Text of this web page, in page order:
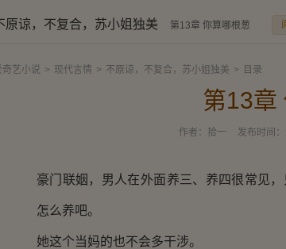
原谅，不复合，苏小姐独美 第13章 你算哪根葱
奇艺小说 > 现代言情 > 不原谅，不复合，苏小姐独美 > 目录
第13章
作者： 拾一 发布时间：
豪门联姻，男人在外面养三、养四很常见
怎么养吧。
她这个当妈的也不会多干涉。